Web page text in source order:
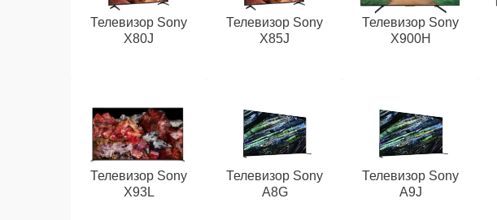
Телевизор Sony
X80J
Телевизор Sony
X85J
Телевизор Sony
X900H
Телевизор Sony
X93L
Телевизор Sony
A8G
Телевизор Sony
A9J